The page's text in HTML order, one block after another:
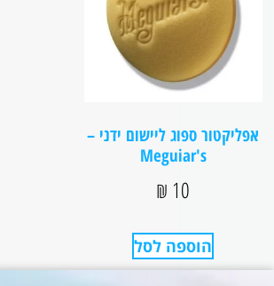
אפליקטור ספוג ליישום ידני –
Meguiar's
10
₪
הוספה לסל